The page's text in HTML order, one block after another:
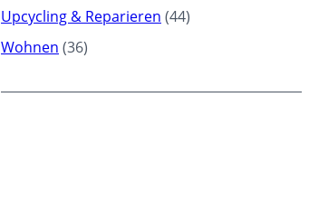
Upcycling & Reparieren (44)
Wohnen (36)